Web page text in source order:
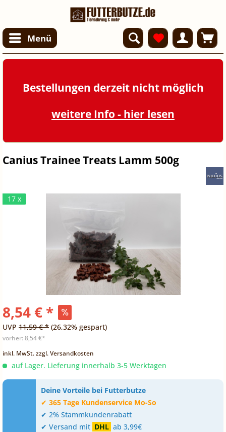
Menü
Bestellungen derzeit nicht möglich
weitere Info - hier lesen
Canius Trainee Treats Lamm 500g
17 x
8,54 € *
UVP 11,59 € * (26,32% gespart)
vorher: 8,54 €*
inkl. MwSt.zzgl. Versandkosten
auf Lager. Lieferung innerhalb 3-5 Werktagen
Deine Vorteile bei Futterbutze
✔ 365 Tage Kundenservice Mo-So
✔ 2% Stammkundenrabatt
✔ Versand mit DHL ab 3,99€